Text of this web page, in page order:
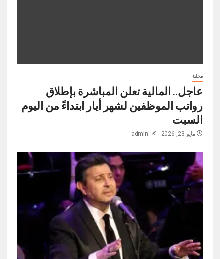
محلية
عاجل.. المالية تعلن المباشرة بإطلاق
رواتب ‏الموظفين لشهر أيار ابتداءً من اليوم
السبت
مايو 23, 2026 admin